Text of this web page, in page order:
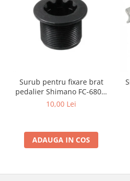
Surub pentru fixare brat
pedalier Shimano FC-6800,
M20
10,00 Lei
ADAUGA IN COS